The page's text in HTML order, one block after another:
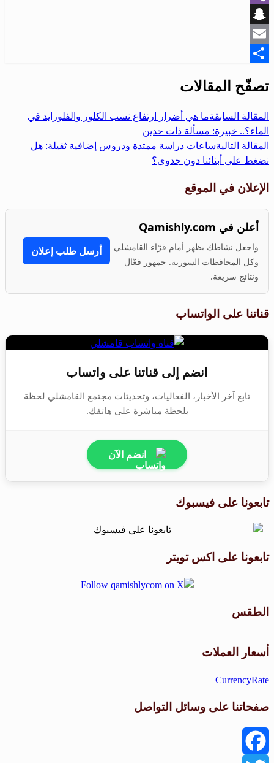
Viber
Snapchat
Email
تصفّح المقالات
المقالة السابقةما هي أضرار ارتفاع نسب الكلور والفلورايد في
الماء؟.. خبيرة: مسألة ذات حدين
المقالة التاليةساعات دراسة ممتدة ودروس إضافية ثقيلة: هل
نضغط على أبنائنا دون جدوى؟
الإعلان في الموقع
أعلن في Qamishly.com
واجعل نشاطك يظهر أمام قرّاء القامشلي
وكل المحافظات السورية. جمهور فعّال
ونتائج سريعة.
أرسل طلب إعلان
قناتنا على الواتساب
انضم إلى قناتنا على واتساب
تابع آخر الأخبار، الفعاليات، وتحديثات مجتمع القامشلي لحظة
بلحظة مباشرة على هاتفك.
انضم الآن
تابعونا على فيسبوك
تابعونا على اكس تويتر
الطقس
أسعار العملات
CurrencyRate
صفحاتنا على وسائل التواصل